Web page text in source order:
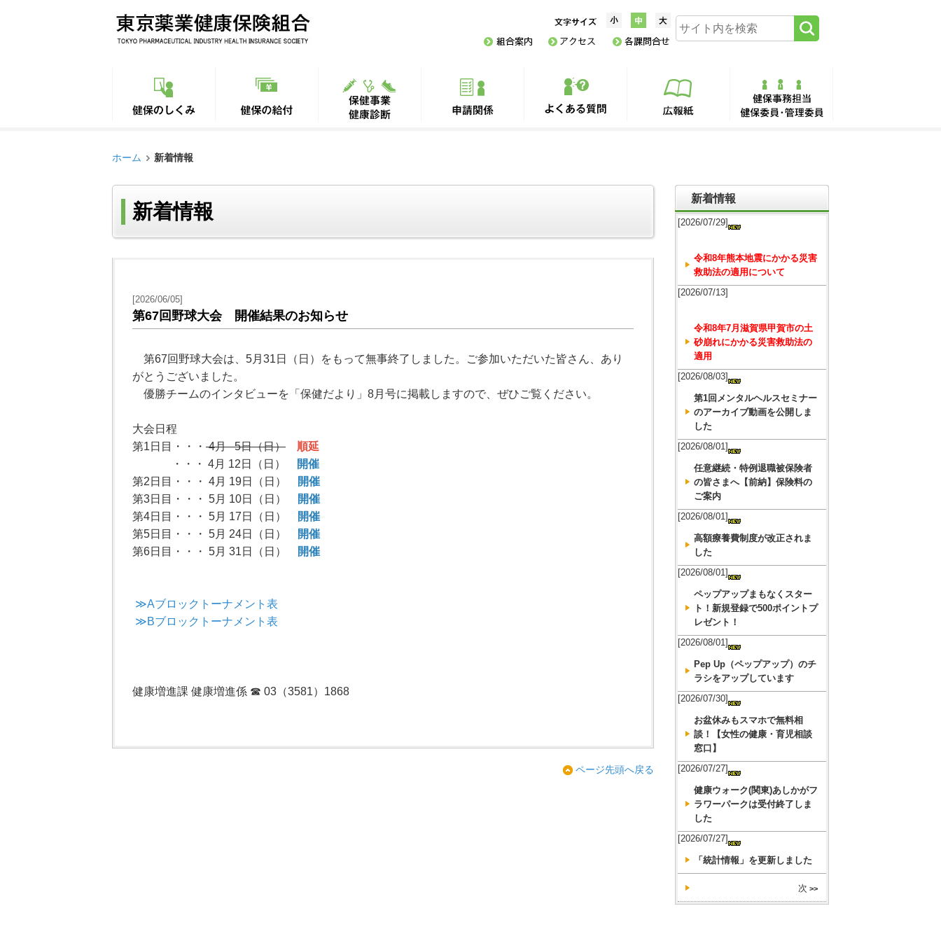
ホーム 新着情報
新着情報
[2026/06/05]
第67回野球大会 開催結果のお知らせ
第67回野球大会は、5月31日（日）をもって無事終了しました。ご参加いただいた皆さん、あり
がとうございました。
優勝チームのインタビューを「保健だより」8月号に掲載しますので、ぜひご覧ください。
大会日程
第1日目・・・ 4月 5日（日）
順延
・・・ 4月 12日（日）
開催
第2日目・・・ 4月 19日（日）
開催
第3日目・・・ 5月 10日（日）
開催
第4日目・・・ 5月 17日（日）
開催
第5日目・・・ 5月 24日（日）
開催
第6日目・・・ 5月 31日（日） 開催
≫Aブロックトーナメント表
≫Bブロックトーナメント表
健康増進課 健康増進係 ☎ 03（3581）1868
ページ先頭へ戻る
新着情報
[2026/07/29]
令和8年熊本地震にかかる災害
救助法の適用について
[2026/07/13]
令和8年7月滋賀県甲賀市の土
砂崩れにかかる災害救助法の
適用
[2026/08/03]
第1回メンタルヘルスセミナー
のアーカイブ動画を公開しま
した
[2026/08/01]
任意継続・特例退職被保険者
の皆さまへ【前納】保険料の
ご案内
[2026/08/01]
高額療養費制度が改正されま
した
[2026/08/01]
ペップアップまもなくスター
ト！新規登録で500ポイントプ
レゼント！
[2026/08/01]
Pep Up（ペップアップ）のチ
ラシをアップしています
[2026/07/30]
お盆休みもスマホで無料相
談！【女性の健康・育児相談
窓口】
[2026/07/27]
健康ウォーク(関東)あしかがフ
ラワーパークは受付終了しま
した
[2026/07/27]
「統計情報」を更新しました
次 >>